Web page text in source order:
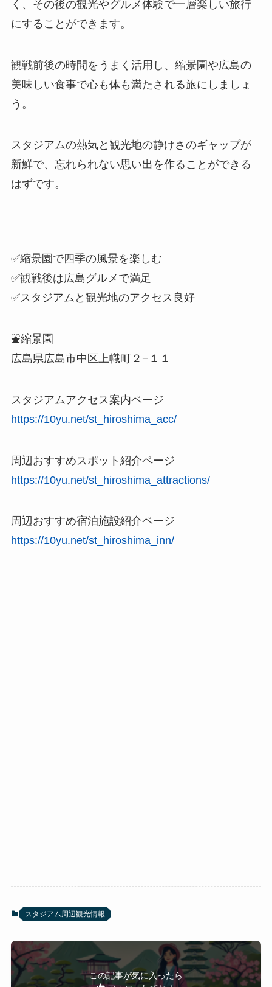
く、その後の観光やグルメ体験で一層楽しい旅行
にすることができます。
観戦前後の時間をうまく活用し、縮景園や広島の
美味しい食事で心も体も満たされる旅にしましょ
う。
スタジアムの熱気と観光地の静けさのギャップが
新鮮で、忘れられない思い出を作ることができる
はずです。
✅縮景園で四季の風景を楽しむ
✅観戦後は広島グルメで満足
✅スタジアムと観光地のアクセス良好
⛲縮景園
広島県広島市中区上幟町２−１１
スタジアムアクセス案内ページ
https://10yu.net/st_hiroshima_acc/
周辺おすすめスポット紹介ページ
https://10yu.net/st_hiroshima_attractions/
周辺おすすめ宿泊施設紹介ページ
https://10yu.net/st_hiroshima_inn/
スタジアム周辺観光情報
この記事が気に入ったら